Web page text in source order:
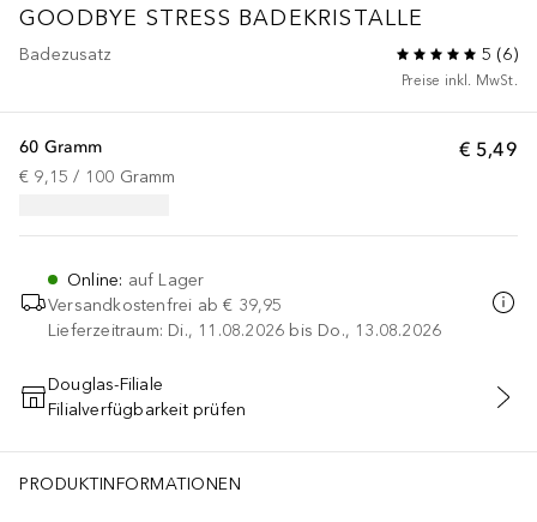
GOODBYE STRESS BADEKRISTALLE
Badezusatz 5 (6)
Preise inkl. MwSt.
€ 5,49
60 Gramm
€ 9,15 / 100 Gramm
Online: auf Lager
Versandkostenfrei ab € 39,95
Lieferzeitraum: Di., 11.08.2026 bis Do., 13.08.2026
IN DEN WARENKORB
Douglas-Filiale
Filialverfügbarkeit prüfen
PRODUKTINFORMATIONEN